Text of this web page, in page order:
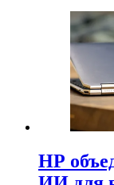
HP